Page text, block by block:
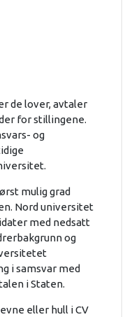
de lover, avtaler
for stillingene.
og
mulig grad
Nord universitet
med nedsatt
og
i samsvar med
i Staten.
eller hull i CV